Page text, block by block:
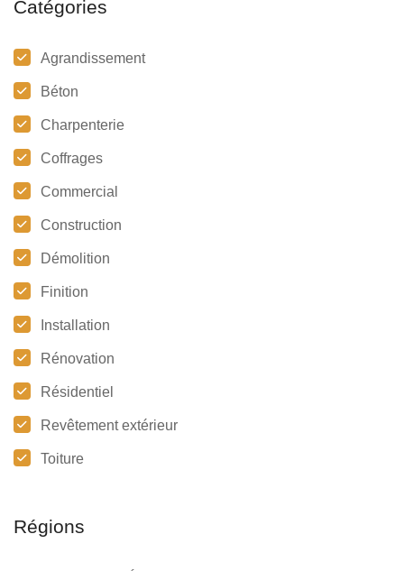
Catégories
Agrandissement
Béton
Charpenterie
Coffrages
Commercial
Construction
Démolition
Finition
Installation
Rénovation
Résidentiel
Revêtement extérieur
Toiture
Régions